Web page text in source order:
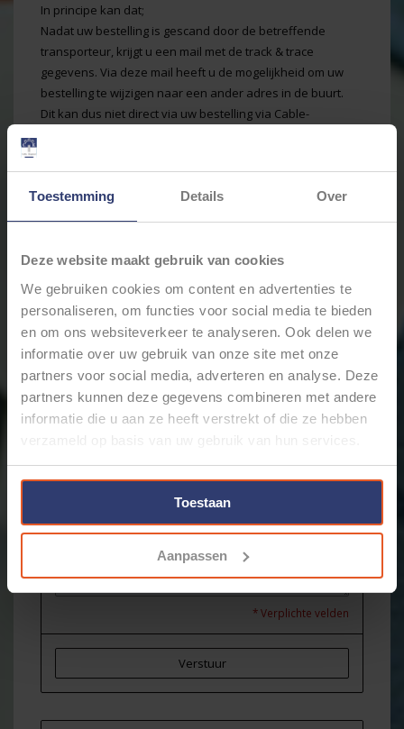
Toestemming Details Over
Deze website maakt gebruik van cookies
We gebruiken cookies om content en advertenties te
personaliseren, om functies voor social media te bieden
en om ons websiteverkeer te analyseren. Ook delen we
informatie over uw gebruik van onze site met onze
partners voor social media, adverteren en analyse. Deze
partners kunnen deze gegevens combineren met andere
informatie die u aan ze heeft verstrekt of die ze hebben
verzameld op basis van uw gebruik van hun services.
Toestaan
Aanpassen
In principe kan dat;
Nadat uw bestelling is gescand door de betreffende
transporteur, krijgt u een mail met de track & trace
gegevens. Via deze mail heeft u de mogelijkheid om uw
bestelling te wijzigen naar een ander adres in de buurt.
Dit kan dus niet direct via uw bestelling via Cable-
Neem contact op
Bedrijf:
E-mail:*
Telefoon:
Onderwerp:*
Bericht:*
* Verplichte velden
Verstuur